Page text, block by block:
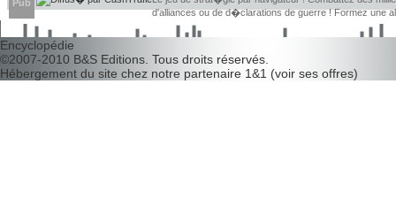
Pub
d'alliances ou de d�clarations de guerre ! Formez une
d�couvrir leurs faiblesses !
Encyclopédie
©2007-2010 B&S Editions . Tous droits réservés.
Hébergement du site chez notre partenaire 1&1 (voir ses offres)